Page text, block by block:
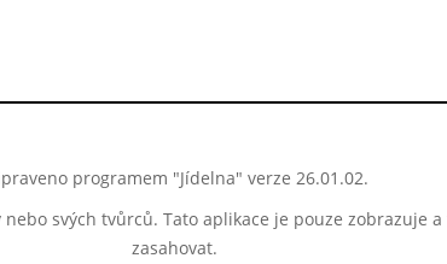
programem "Jídelna" verze 26.01.02.
svých tvůrců. Tato aplikace je pouze zobrazuje
zasahovat.